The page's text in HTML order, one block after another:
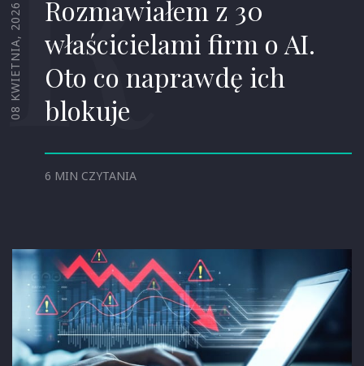
08 KWIETNIA, 2026
Rozmawiałem z 30
właścicielami firm o AI.
Oto co naprawdę ich
blokuje
6 MIN CZYTANIA